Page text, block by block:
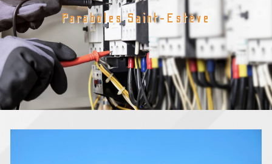
Paraboles Saint-Estève